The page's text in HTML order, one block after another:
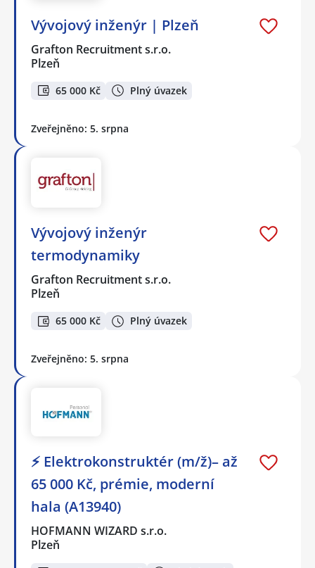
Vývojový inženýr | Plzeň
Grafton Recruitment s.r.o.
Plzeň
65 000 Kč Plný úvazek
Zveřejněno: 5. srpna
Vývojový inženýr
termodynamiky
Grafton Recruitment s.r.o.
Plzeň
65 000 Kč Plný úvazek
Zveřejněno: 5. srpna
⚡ Elektrokonstruktér (m/ž)– až
65 000 Kč, prémie, moderní
hala (A13940)
HOFMANN WIZARD s.r.o.
Plzeň